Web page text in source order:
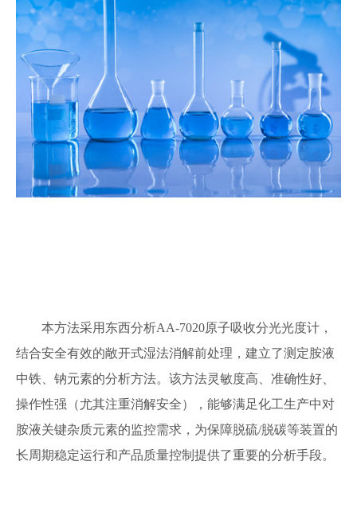
本方法采用东西分析AA-7020原子吸收分光光度计，
结合安全有效的敞开式湿法消解前处理，建立了测定胺液
中铁、钠元素的分析方法。该方法灵敏度高、准确性好、
操作性强（尤其注重消解安全），能够满足化工生产中对
胺液关键杂质元素的监控需求，为保障脱硫/脱碳等装置的
长周期稳定运行和产品质量控制提供了重要的分析手段。